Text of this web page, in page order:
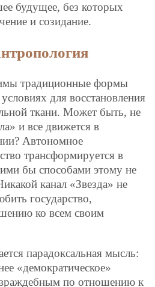
будущее, без которых
и созидание.
традиционные формы
для восстановления
ткани. Может быть, не
и все движется в
Автономное
трансформируется в
бы способами этому не
канал «Звезда» не
государство,
ко всем своим
парадоксальная мысль:
«демократическое»
враждебным по отношению к